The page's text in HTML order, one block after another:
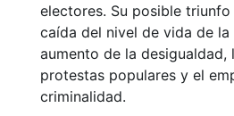
electores. Su posible
caída del nivel de vida de
aumento de la desigualdad,
protestas populares y el
criminalidad.